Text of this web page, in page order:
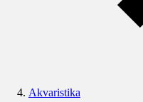
Akvaristika